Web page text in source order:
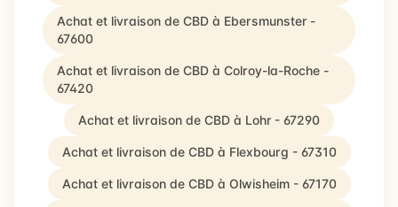
Achat et livraison de CBD à Ebersmunster -
67600
Achat et livraison de CBD à Colroy-la-Roche -
67420
Achat et livraison de CBD à Lohr - 67290
Achat et livraison de CBD à Flexbourg - 67310
Achat et livraison de CBD à Olwisheim - 67170